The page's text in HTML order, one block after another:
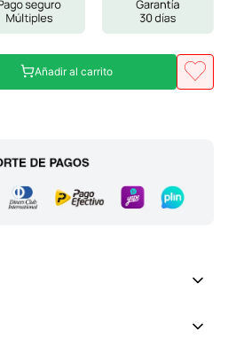
Añadir al carrito